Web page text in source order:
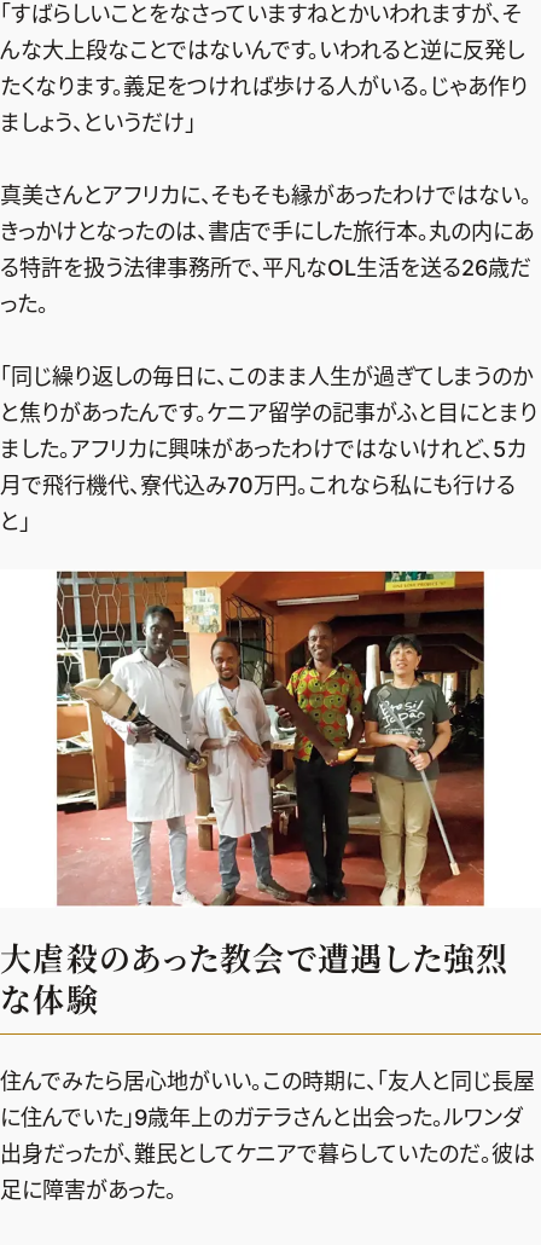
2026年9月号
最新号試し読み
定期購読
デジタル版
購入
SHOPPING
エクラ掲載品
エクラ限定アイテム
イーバイエクラ
FOLLOW US
ファッション、ライフスタイル、
そしてエクラの美意識を、SNSで発信しています。
JOIN US
編集部から届くメールマガジン、
特典が満載！
「すばらしいことをなさっていますねとかいわれますが、そ
んな大上段なことではないんです。いわれると逆に反発し
たくなります。義足をつければ歩ける人がいる。じゃあ作り
ましょう、というだけ」
真美さんとアフリカに、そもそも縁があったわけではない。
きっかけとなったのは、書店で手にした旅行本。丸の内にあ
る特許を扱う法律事務所で、平凡なOL生活を送る26歳だ
った。
「同じ繰り返しの毎日に、このまま人生が過ぎてしまうのか
と焦りがあったんです。ケニア留学の記事がふと目にとまり
ました。アフリカに興味があったわけではないけれど、5カ
月で飛行機代、寮代込み70万円。これなら私にも行ける
と」
大虐殺のあった教会で遭遇した強烈
な体験
住んでみたら居心地がいい。この時期に、「友人と同じ長屋
に住んでいた」9歳年上のガテラさんと出会った。ルワンダ
出身だったが、難民としてケニアで暮らしていたのだ。彼は
足に障害があった。